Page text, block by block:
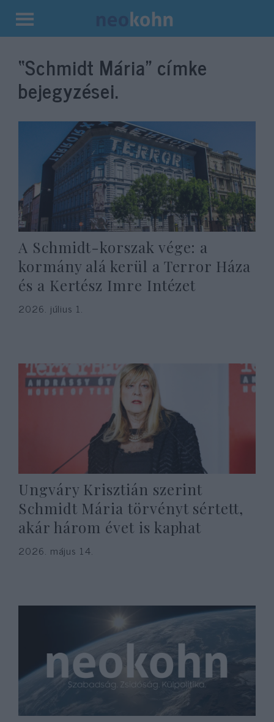
Kilépés
tartalomba
“Schmidt Mária” címke
bejegyzései.
A Schmidt-korszak vége: a
kormány alá kerül a Terror Háza
és a Kertész Imre Intézet
2026. július 1.
Ungváry Krisztián szerint
Schmidt Mária törvényt sértett,
akár három évet is kaphat
2026. május 14.